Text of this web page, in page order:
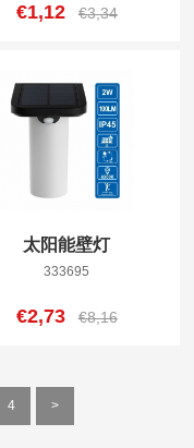
€1,12 €3,34
太阳能壁灯
333695
€2,73 €8,16
4 >